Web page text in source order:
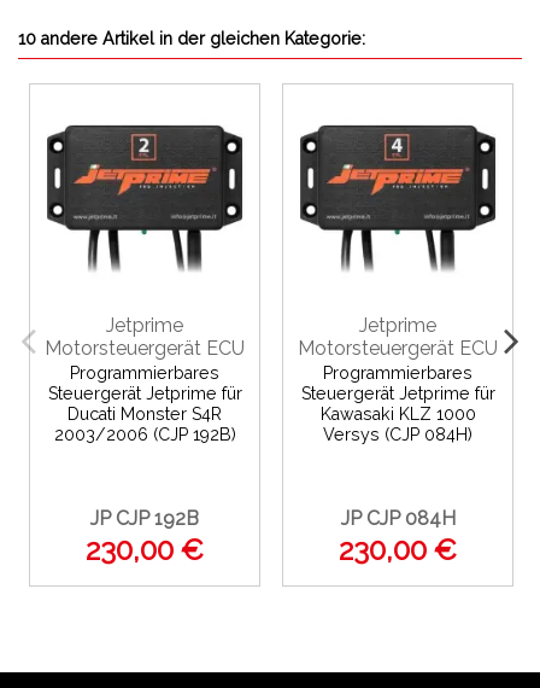
10 andere Artikel in der gleichen Kategorie:
Jetprime
Motorsteuergerät ECU
Programmierbares
Steuergerät Jetprime für
Ducati Monster S4R
2003/2006 (CJP 192B)
JP CJP 192B
230,00 €
Jetprime
Motorsteuergerät ECU
Programmierbares
Steuergerät Jetprime für
Kawasaki KLZ 1000
Versys (CJP 084H)
JP CJP 084H
230,00 €